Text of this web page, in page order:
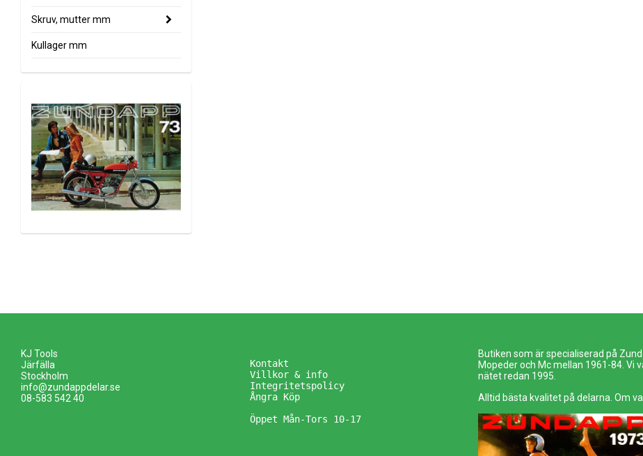
Skruv, mutter mm
Kullager mm
KJ Tools
Järfälla
Stockholm
info@zundappdelar.se
08-583 542 40
Kontakt
Villkor & info
Integritetspolicy
Ångra Köp
Öppet Mån-Tors 10-17
Butiken som är specialiserad på
Mopeder och Mc mellan 1961-84. Vi
nätet redan 1995.
Alltid bästa kvalitet på delarna. Om